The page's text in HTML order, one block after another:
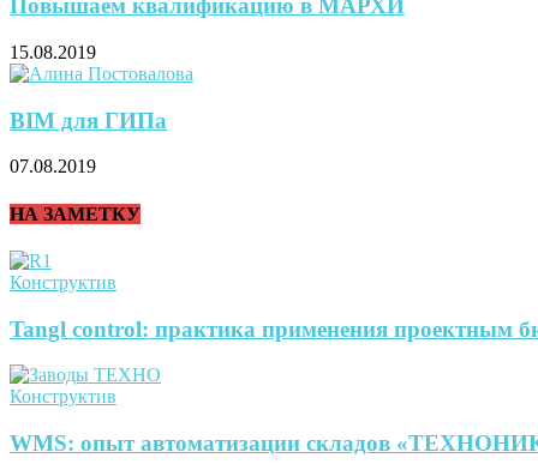
Повышаем квалификацию в МАРХИ
15.08.2019
BIM для ГИПа
07.08.2019
НА ЗАМЕТКУ
Конструктив
Tangl control: практика применения проектным
Конструктив
WMS: опыт автоматизации складов